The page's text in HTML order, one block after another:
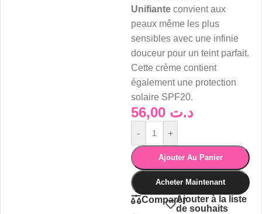
Unifiante convient aux
peaux même les plus
sensibles avec une infinie
douceur pour un teint parfait.
Cette crème contient
également une protection
solaire SPF20.
د.ت
- +
Ajouter Au Panier
Acheter Maintenant
ComparerAjouter à la liste
de souhaits